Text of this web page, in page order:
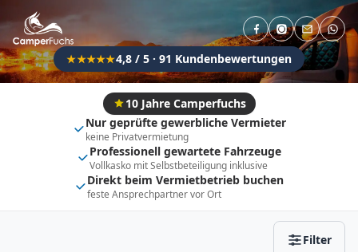
★★★★★4,8 / 5 · 91 Kundenbewertungen
10 Jahre Camperfuchs
Nur geprüfte gewerbliche Vermieter
keine Privatvermietung
Professionell gewartete Fahrzeuge
Vollkasko mit Selbstbeteiligung inklusive
Direkt beim Vermietbetrieb buchen
feste Ansprechpartner vor Ort
Filter
Flexibel (±3 Tage) Anhängerkupplung
Fahrzeugtyp
Vollintegriert Kastenwagen
Alkoven Teil-Integriert
Wohnwagen